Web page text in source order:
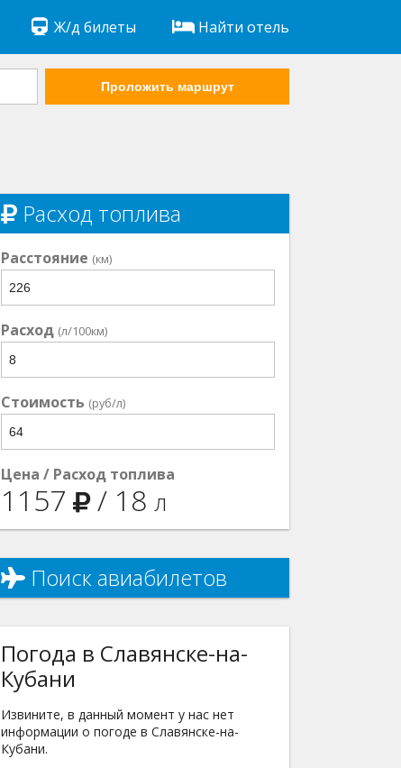
Ж/д билеты Найти отель
Проложить маршрут
Расход топлива
Расстояние (км)
Расход (л/100км)
Стоимость (руб/л)
Цена / Расход топлива
1157 / 18 л
Поиск авиабилетов
Погода в Славянске-на-
Кубани
Извините, в данный момент у нас нет
информации о погоде в Славянске-на-
Кубани.